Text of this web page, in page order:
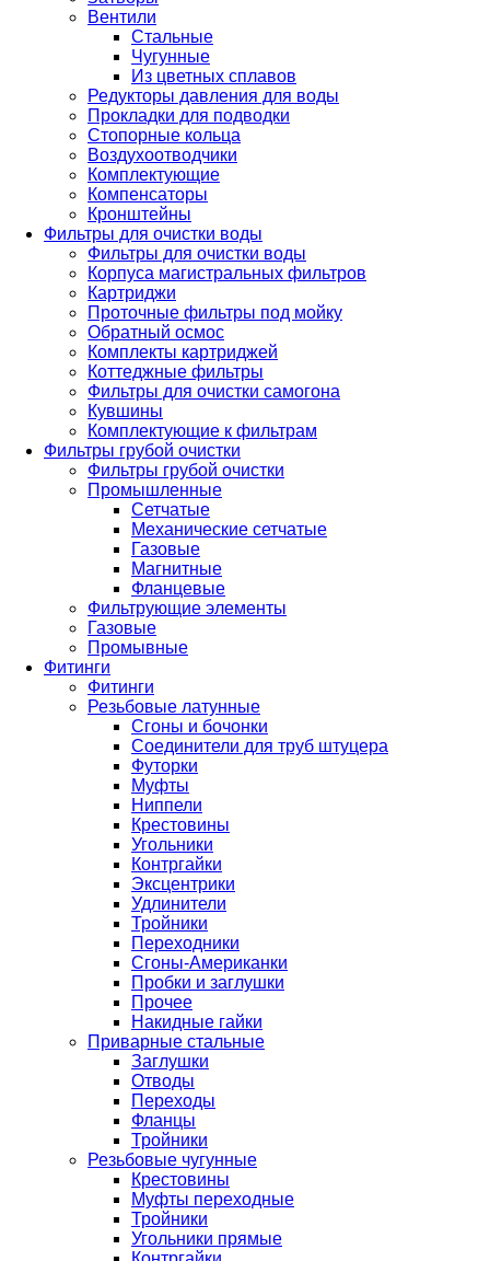
Вентили
Стальные
Чугунные
Из цветных сплавов
Редукторы давления для воды
Прокладки для подводки
Стопорные кольца
Воздухоотводчики
Комплектующие
Компенсаторы
Кронштейны
Фильтры для очистки воды
Фильтры для очистки воды
Корпуса магистральных фильтров
Картриджи
Проточные фильтры под мойку
Обратный осмос
Комплекты картриджей
Коттеджные фильтры
Фильтры для очистки самогона
Кувшины
Комплектующие к фильтрам
Фильтры грубой очистки
Фильтры грубой очистки
Промышленные
Сетчатые
Механические сетчатые
Газовые
Магнитные
Фланцевые
Фильтрующие элементы
Газовые
Промывные
Фитинги
Фитинги
Резьбовые латунные
Сгоны и бочонки
Соединители для труб штуцера
Футорки
Муфты
Ниппели
Крестовины
Угольники
Контргайки
Эксцентрики
Удлинители
Тройники
Переходники
Сгоны-Американки
Пробки и заглушки
Прочее
Накидные гайки
Приварные стальные
Заглушки
Отводы
Переходы
Фланцы
Тройники
Резьбовые чугунные
Крестовины
Муфты переходные
Тройники
Угольники прямые